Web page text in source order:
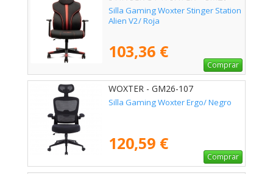
130
Silla Gaming Woxter Stinger Station
Alien V2/ Roja
103,36 €
Comprar
WOXTER - GM26-107
Silla Gaming Woxter Ergo/ Negro
120,59 €
Comprar